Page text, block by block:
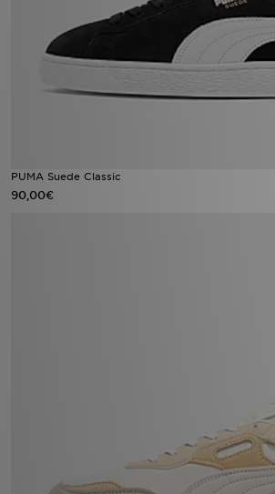
PUMA Suede Classic
90,00€